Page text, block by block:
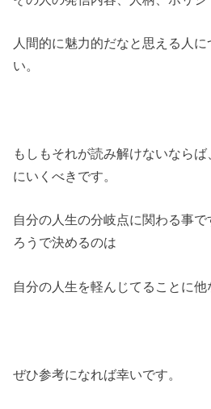
人間的に魅力的だなと思える人
い。
もしもそれが読み解けないなら
にいくべきです。
自分の人生の分岐点に関わる事
ろうで決めるのは
自分の人生を軽んじてることに他
ぜひ参考になれば幸いです。